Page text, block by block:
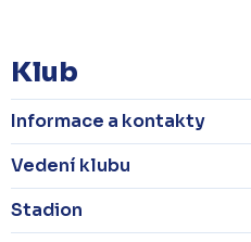
Klub
Informace a kontakty
Vedení klubu
Stadion